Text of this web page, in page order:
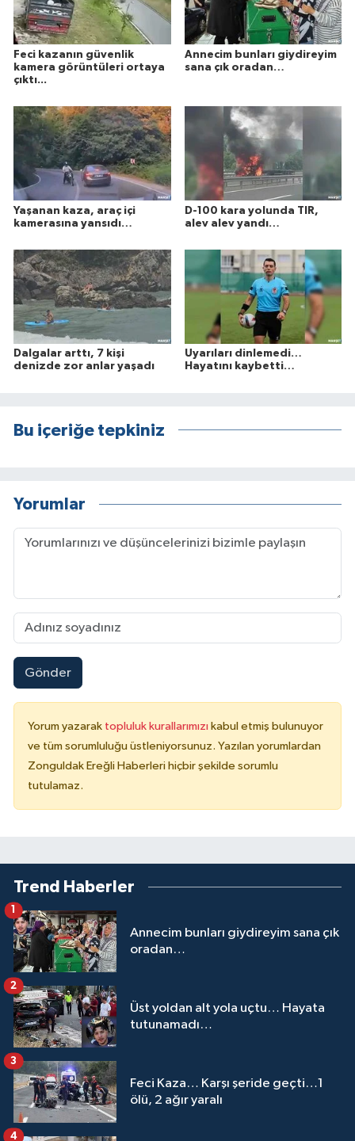
Feci kazanın güvenlik
kamera görüntüleri ortaya
çıktı...
Annecim bunları giydireyim
sana çık oradan…
Yaşanan kaza, araç içi
kamerasına yansıdı…
D-100 kara yolunda TIR,
alev alev yandı…
Dalgalar arttı, 7 kişi
denizde zor anlar yaşadı
Uyarıları dinlemedi…
Hayatını kaybetti…
Bu içeriğe tepkiniz
Yorumlar
Gönder
Yorum yazarak topluluk kurallarımızı kabul etmiş bulunuyor
ve tüm sorumluluğu üstleniyorsunuz. Yazılan yorumlardan
Zonguldak Ereğli Haberleri hiçbir şekilde sorumlu
tutulamaz.
Trend Haberler
Annecim bunları giydireyim sana çık
oradan…
Üst yoldan alt yola uçtu… Hayata
tutunamadı…
2
Feci Kaza… Karşı şeride geçti…1
ölü, 2 ağır yaralı
3
4